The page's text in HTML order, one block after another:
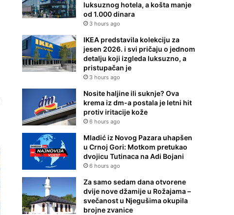
luksuznog hotela, a košta manje
od 1.000 dinara
3 hours ago
IKEA predstavila kolekciju za
jesen 2026. i svi pričaju o jednom
detalju koji izgleda luksuzno, a
pristupačan je
3 hours ago
Nosite haljine ili suknje? Ova
krema iz dm-a postala je letni hit
protiv iritacije kože
6 hours ago
Mladić iz Novog Pazara uhapšen
u Crnoj Gori: Motkom pretukao
dvojicu Tutinaca na Adi Bojani
6 hours ago
Za samo sedam dana otvorene
dvije nove džamije u Rožajama –
svečanost u Njegušima okupila
brojne zvanice